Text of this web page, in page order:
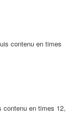
contenu en times
contenu en times 12,